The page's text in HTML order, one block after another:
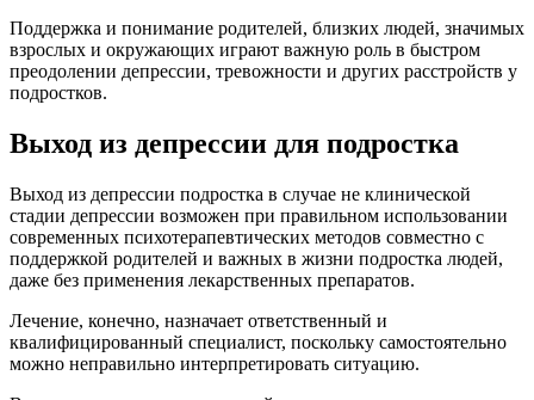
Поддержка и понимание родителей, близких людей, значимых
взрослых и окружающих играют важную роль в быстром
преодолении депрессии, тревожности и других расстройств у
подростков.
Выход из депрессии для подростка
Выход из депрессии подростка в случае не клинической
стадии депрессии возможен при правильном использовании
современных психотерапевтических методов совместно с
поддержкой родителей и важных в жизни подростка людей,
даже без применения лекарственных препаратов.
Лечение, конечно, назначает ответственный и
квалифицированный специалист, поскольку самостоятельно
можно неправильно интерпретировать ситуацию.